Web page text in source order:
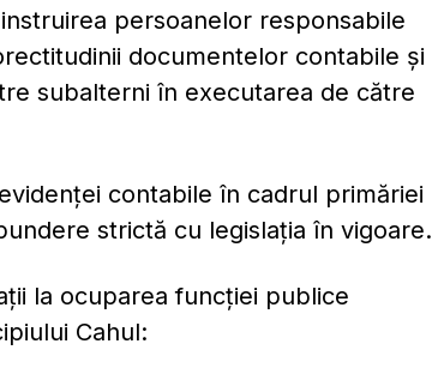
persoanelor responsabile
documentelor contabile şi
subalterni în executarea de către
contabile în cadrul primăriei
strictă cu legislația în vigoare.
la ocuparea funcţiei publice
Cahul: